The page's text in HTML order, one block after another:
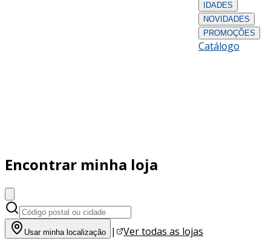
IDADES
NOVIDADES
PROMOÇÕES
Catálogo
Encontrar minha loja
Usar minha localização |
Ver todas as lojas